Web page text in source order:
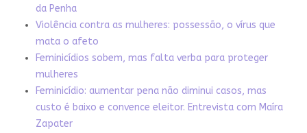
da Penha
Violência contra as mulheres: possessão, o vírus que
mata o afeto
Feminicídios sobem, mas falta verba para proteger
mulheres
Feminicídio: aumentar pena não diminui casos, mas
custo é baixo e convence eleitor. Entrevista com Maíra
Zapater